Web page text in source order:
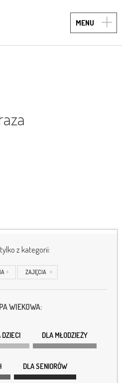
MENU
z kategorii:
ZAJĘCIA
WIEKOWA:
DZIECI DLA MŁODZIEŻY
DLA SENIORÓW